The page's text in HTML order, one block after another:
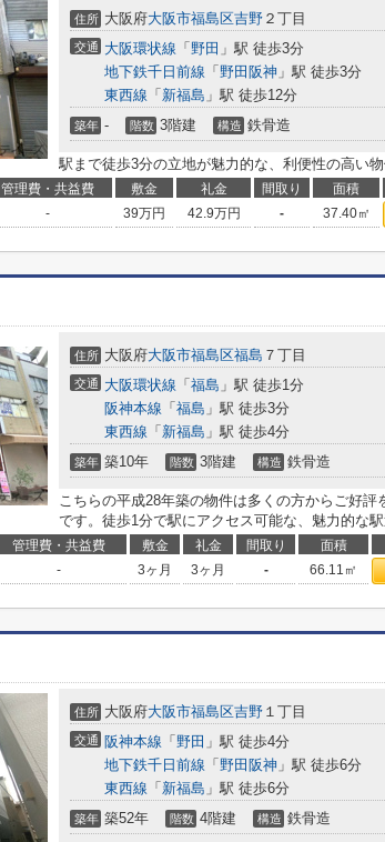
住所 大阪府大阪市福島区吉野 ２丁目
交通 大阪環状線 「 野田 」駅 徒歩3分
地下鉄千日前線 「 野田阪神 」駅 徒歩3分
東西線 「 新福島 」駅 徒歩12分
築年 - 階数 3階建 構造 鉄骨造
駅まで徒歩3分の立地が魅力的な、利便性の高い物
管理費・共益費 敷金 礼金 間取り 面積
- 39万円 42.9万円 - 37.40㎡
住所 大阪府大阪市福島区福島 ７丁目
交通 大阪環状線 「 福島 」駅 徒歩1分
阪神本線 「 福島 」駅 徒歩3分
東西線 「 新福島 」駅 徒歩4分
築年 築10年 階数 3階建 構造 鉄骨造
こちらの平成28年築の物件は多くの方からご好評
です。徒歩1分で駅にアクセス可能な、魅力的な駅
管理費・共益費 敷金 礼金 間取り 面積
- 3ヶ月 3ヶ月 - 66.11㎡
住所 大阪府大阪市福島区吉野 １丁目
交通 阪神本線 「 野田 」駅 徒歩4分
地下鉄千日前線 「 野田阪神 」駅 徒歩6分
東西線 「 新福島 」駅 徒歩6分
築年 築52年 階数 4階建 構造 鉄骨造